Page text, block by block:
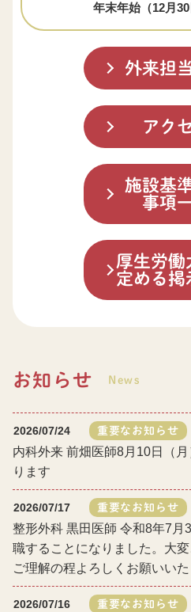
年末年始（12月30
外来担
アク
施設基
事項
厚生労働
定める掲
お知らせ News
2026/07/24 重要なお知らせ
内科外来 前畑医師8月10日（
ります
2026/07/17 重要なお知らせ
整形外科 黒田医師 令和8年7月
職することになりました。大
ご理解の程よろしくお願いいた
2026/07/16 重要なお知らせ